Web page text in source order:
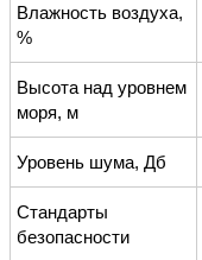
Влажность воздуха,
%
Высота над уровнем
моря, м
Уровень шума, Дб
Стандарты
безопасности